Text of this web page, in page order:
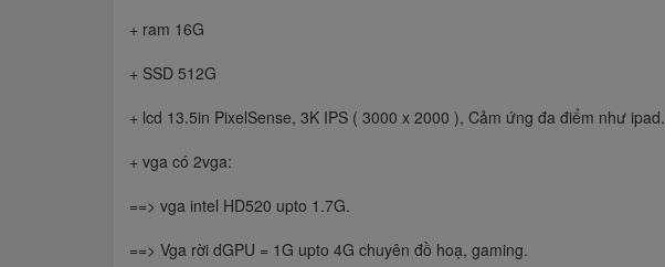
+ ram 16G
+ SSD 512G
+ lcd 13.5in PixelSense, 3K IPS ( 3000 x 2000 ), Cảm ứng đa điểm như ipad.
+ vga có 2vga:
==> vga intel HD520 upto 1.7G.
==> Vga rời dGPU = 1G upto 4G chuyên đồ hoạ, gaming.